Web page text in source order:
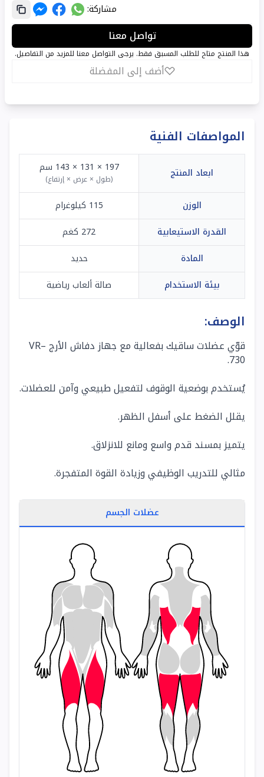
مشاركة:
تواصل معنا
هذا المنتج متاح للطلب المسبق فقط. يرجى التواصل معنا للمزيد من التفاصيل.
أضف إلى المفضلة
المواصفات الفنية
ابعاد المنتج 197 × 131 × 143 سم
(طول × عرض × إرتفاع)
الوزن
115 كيلوغرام
القدرة الاستيعابية
272 كغم
المادة
حديد
بيئة الاستخدام
صالة ألعاب رياضية
الوصف:
قوّي عضلات ساقيك بفعالية مع جهاز دفاش الأرج VR–
730.
يُستخدم بوضعية الوقوف لتفعيل طبيعي وآمن للعضلات.
يقلل الضغط على أسفل الظهر.
يتميز بمسند قدم واسع ومانع للانزلاق.
مثالي للتدريب الوظيفي وزيادة القوة المتفجرة.
عضلات الجسم